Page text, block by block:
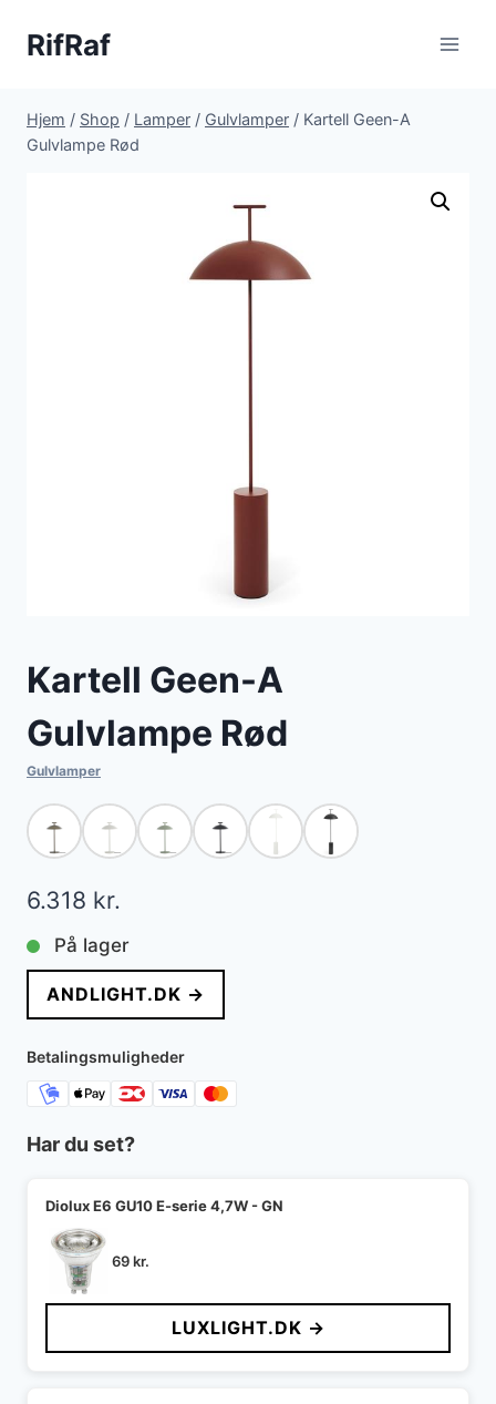
RifRaf
Hjem / Shop / Lamper / Gulvlamper / Kartell Geen-A
Gulvlampe Rød
Kartell Geen-A
Gulvlampe Rød
Gulvlamper
6.318 kr.
På lager
ANDLIGHT.DK →
Betalingsmuligheder
Har du set?
Diolux E6 GU10 E-serie 4,7W - GN
69kr.
LUXLIGHT.DK →